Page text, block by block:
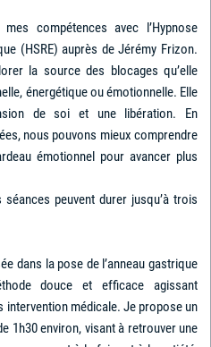
compétences avec l’Hypnose
(HSRE) auprès de Jérémy Frizon.
la source des blocages qu’elle
énergétique ou émotionnelle. Elle
de soi et une libération. En
nous pouvons mieux comprendre
émotionnel pour avancer plus
séances peuvent durer jusqu’à trois
dans la pose de l’anneau gastrique
douce et efficace agissant
intervention médicale. Je propose un
1h30 environ, visant à retrouver une